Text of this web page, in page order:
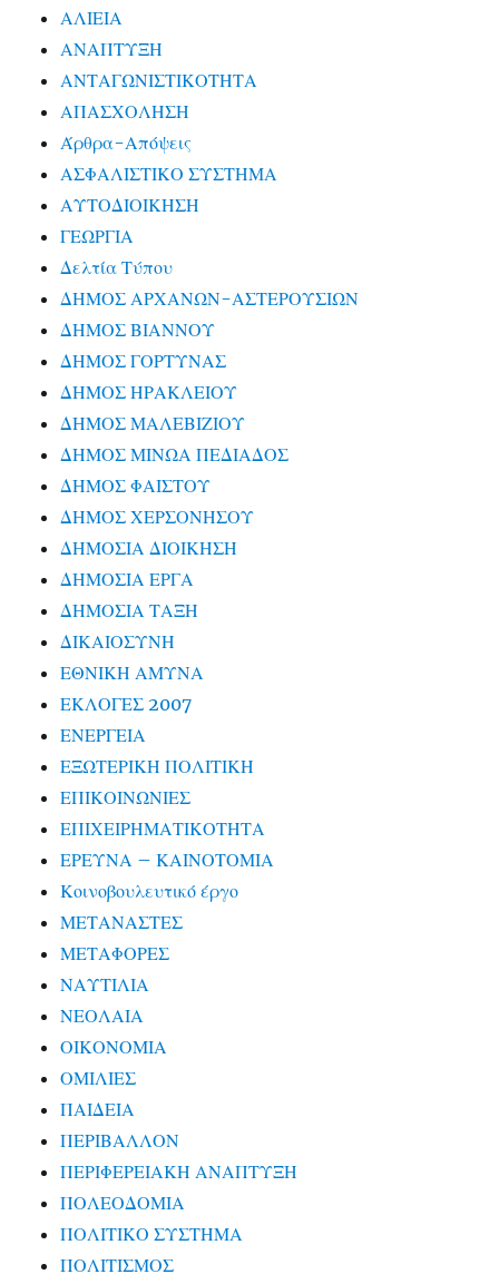
ΑΛΙΕΙΑ
ΑΝΑΠΤΥΞΗ
ΑΝΤΑΓΩΝΙΣΤΙΚΟΤΗΤΑ
ΑΠΑΣΧΟΛΗΣΗ
Άρθρα-Απόψεις
ΑΣΦΑΛΙΣΤΙΚΟ ΣΥΣΤΗΜΑ
ΑΥΤΟΔΙΟΙΚΗΣΗ
ΓΕΩΡΓΙΑ
Δελτία Τύπου
ΔΗΜΟΣ ΑΡΧΑΝΩΝ-ΑΣΤΕΡΟΥΣΙΩΝ
ΔΗΜΟΣ ΒΙΑΝΝΟΥ
ΔΗΜΟΣ ΓΟΡΤΥΝΑΣ
ΔΗΜΟΣ ΗΡΑΚΛΕΙΟΥ
ΔΗΜΟΣ ΜΑΛΕΒΙΖΙΟΥ
ΔΗΜΟΣ ΜΙΝΩΑ ΠΕΔΙΑΔΟΣ
ΔΗΜΟΣ ΦΑΙΣΤΟΥ
ΔΗΜΟΣ ΧΕΡΣΟΝΗΣΟΥ
ΔΗΜΟΣΙΑ ΔΙΟΙΚΗΣΗ
ΔΗΜΟΣΙΑ ΕΡΓΑ
ΔΗΜΟΣΙΑ ΤΑΞΗ
ΔΙΚΑΙΟΣΥΝΗ
ΕΘΝΙΚΗ ΑΜΥΝΑ
ΕΚΛΟΓΕΣ 2007
ΕΝΕΡΓΕΙΑ
ΕΞΩΤΕΡΙΚΗ ΠΟΛΙΤΙΚΗ
ΕΠΙΚΟΙΝΩΝΙΕΣ
ΕΠΙΧΕΙΡΗΜΑΤΙΚΟΤΗΤΑ
ΕΡΕΥΝΑ – ΚΑΙΝΟΤΟΜΙΑ
Κοινοβουλευτικό έργο
ΜΕΤΑΝΑΣΤΕΣ
ΜΕΤΑΦΟΡΕΣ
ΝΑΥΤΙΛΙΑ
ΝΕΟΛΑΙΑ
ΟΙΚΟΝΟΜΙΑ
ΟΜΙΛΙΕΣ
ΠΑΙΔΕΙΑ
ΠΕΡΙΒΑΛΛΟΝ
ΠΕΡΙΦΕΡΕΙΑΚΗ ΑΝΑΠΤΥΞΗ
ΠΟΛΕΟΔΟΜΙΑ
ΠΟΛΙΤΙΚΟ ΣΥΣΤΗΜΑ
ΠΟΛΙΤΙΣΜΟΣ